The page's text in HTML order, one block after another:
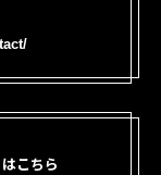
こちら